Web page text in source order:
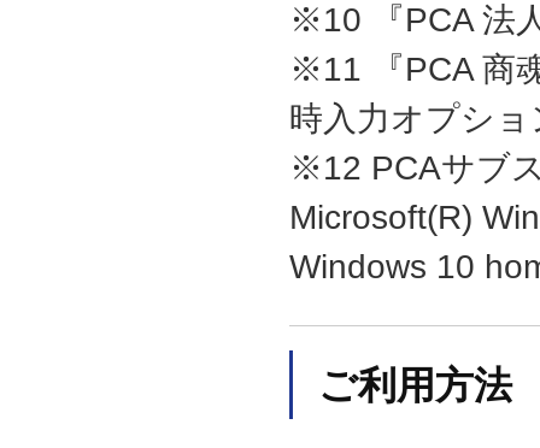
※10 『PCA 法
※11 『PCA 商
時入力オプシ
※12 PCAサブ
Microsoft(R)
Windows 10
ご利用方法